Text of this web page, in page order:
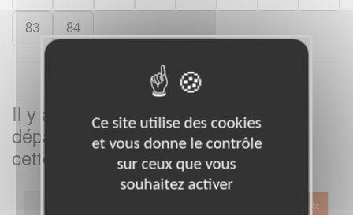
83 84
Il y a
missions bénévoles dans le
départementAlpes-Maritimesdans
cette association
Exclusion & Pauvreté
Ce site utilise des cookies
et vous donne le contrôle
sur ceux que vous
souhaitez activer